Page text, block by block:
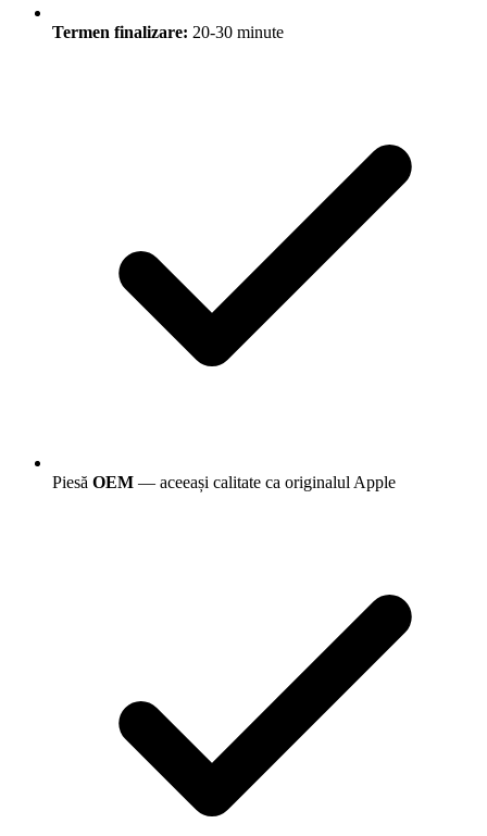
Termen finalizare: 20-30 minute
Piesă OEM — aceeași calitate ca originalul Apple